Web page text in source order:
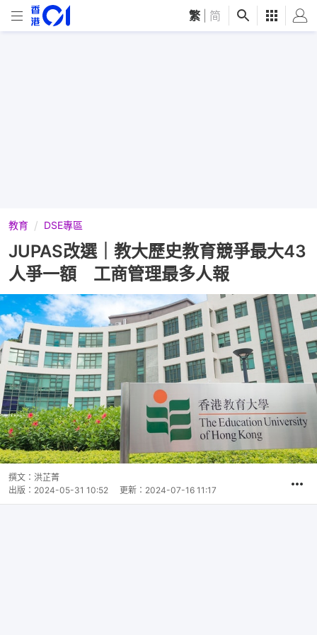
繁 简
教育 DSE專區
JUPAS改選｜教大歷史教育競爭最大43
人爭一額 工商管理最多人報
撰文： 洪芷菁
出版： 2024-05-31 10:52 更新： 2024-07-16 11:17